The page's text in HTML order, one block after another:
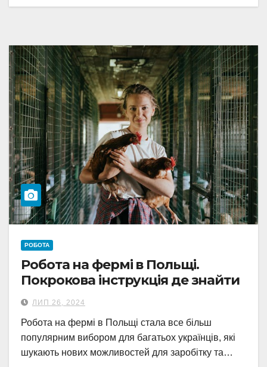
РОБОТА
Робота на фермі в Польщі.
Покрокова інструкція де знайти
ЛИП 26, 2024
Робота на фермі в Польщі стала все більш
популярним вибором для багатьох українців, які
шукають нових можливостей для заробітку та…